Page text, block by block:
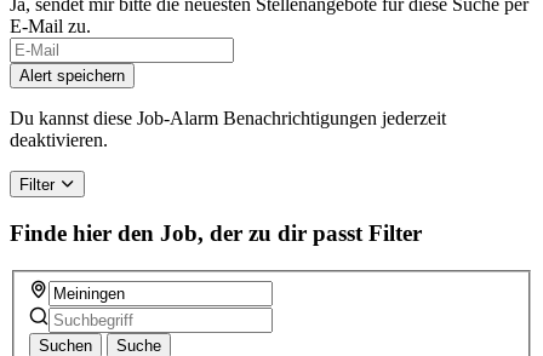
Ja, sendet mir bitte die neuesten Stellenangebote für diese Suche per
E-Mail zu.
Alert speichern
Du kannst diese Job-Alarm Benachrichtigungen jederzeit
deaktivieren.
Filter
Finde hier den Job, der zu dir passt Filter
Suchen Suche